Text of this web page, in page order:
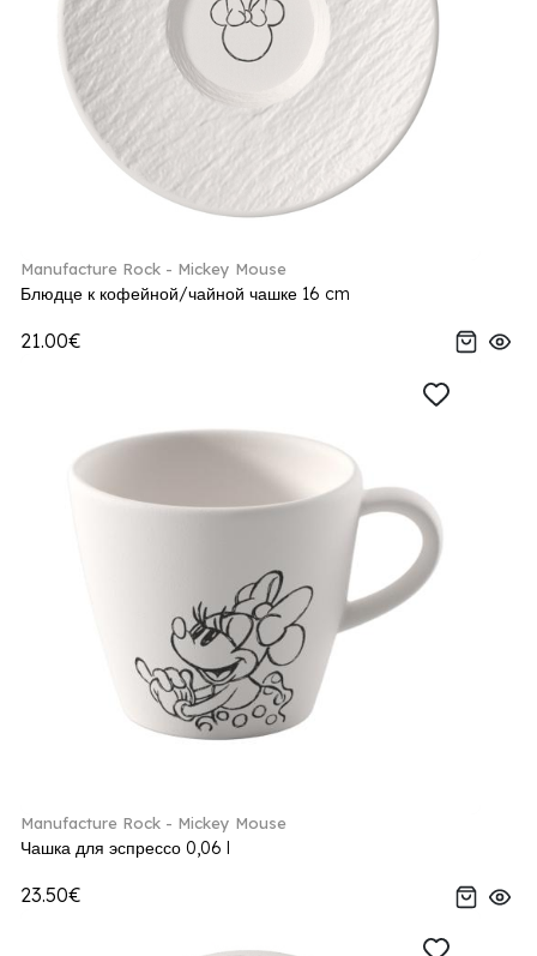
Manufacture Rock - Mickey Mouse
Блюдце к кофейной/чайной чашке 16 cm
21.00€
Manufacture Rock - Mickey Mouse
Чашка для эспрессо 0,06 l
23.50€